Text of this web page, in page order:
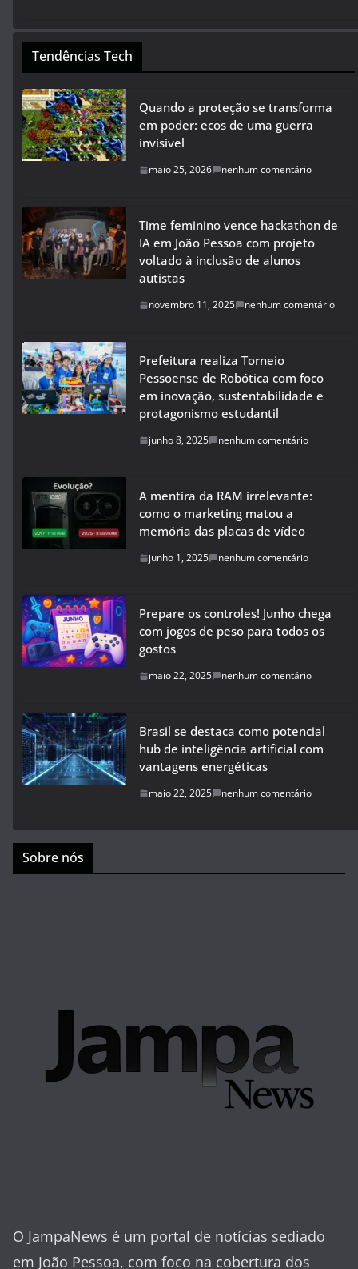
Tendências Tech
Quando a proteção se transforma
em poder: ecos de uma guerra
invisível
maio 25, 2026 nenhum comentário
Time feminino vence hackathon de
IA em João Pessoa com projeto
voltado à inclusão de alunos
autistas
novembro 11, 2025 nenhum comentário
Prefeitura realiza Torneio
Pessoense de Robótica com foco
em inovação, sustentabilidade e
protagonismo estudantil
junho 8, 2025 nenhum comentário
A mentira da RAM irrelevante:
como o marketing matou a
memória das placas de vídeo
junho 1, 2025 nenhum comentário
Prepare os controles! Junho chega
com jogos de peso para todos os
gostos
maio 22, 2025 nenhum comentário
Brasil se destaca como potencial
hub de inteligência artificial com
vantagens energéticas
maio 22, 2025 nenhum comentário
Sobre nós
O JampaNews é um portal de notícias sediado
em João Pessoa, com foco na cobertura dos